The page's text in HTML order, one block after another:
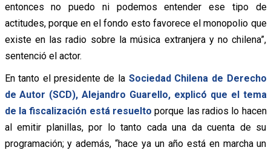
entonces no puedo ni podemos entender ese tipo de
actitudes, porque en el fondo esto favorece el monopolio que
existe en las radio sobre la música extranjera y no chilena”,
sentenció el actor.
En tanto el presidente de la Sociedad Chilena de Derecho
de Autor (SCD), Alejandro Guarello, explicó que el tema
de la fiscalización está resuelto porque las radios lo hacen
al emitir planillas, por lo tanto cada una da cuenta de su
programación; y además, “hace ya un año está en marcha un